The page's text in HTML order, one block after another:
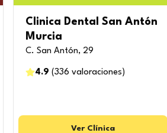
Clinica Dental San Antón
Murcia
C. San Antón, 29
4.9 (336 valoraciones )
Ver Clínica